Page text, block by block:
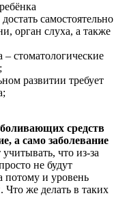
самостоятельно
орган слуха, а также
– стоматологические
развитии требует
средств
а само заболевание
что из-за
не будут
потому и уровень
Что же делать в таких